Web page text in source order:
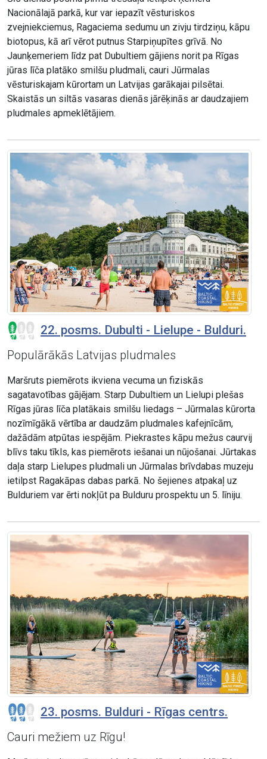
Nacionālajā parkā, kur var iepazīt vēsturiskos
zvejniekciemus, Ragaciema sedumu un zivju tirdziņu, kāpu
biotopus, kā arī vērot putnus Starpiņupītes grīvā. No
Jaunķemeriem līdz pat Dubultiem gājiens norit pa Rīgas
jūras līča platāko smilšu pludmali, cauri Jūrmalas
vēsturiskajam kūrortam un Latvijas garākajai pilsētai.
Skaistās un siltās vasaras dienās jārēķinās ar daudzajiem
pludmales apmeklētājiem.
22. posms. Dubulti - Lielupe - Bulduri.
Populārākās Latvijas pludmales
Maršruts piemērots ikviena vecuma un fiziskās
sagatavotības gājējam. Starp Dubultiem un Lielupi plešas
Rīgas jūras līča platākais smilšu liedags – Jūrmalas kūrorta
nozīmīgākā vērtība ar daudzām pludmales kafejnīcām,
dažādām atpūtas iespējām. Piekrastes kāpu mežus caurvij
blīvs taku tīkls, kas piemērots iešanai un nūjošanai. Jūrtakas
daļa starp Lielupes pludmali un Jūrmalas brīvdabas muzeju
ietilpst Ragakāpas dabas parkā. No šejienes atpakaļ uz
Bulduriem var ērti nokļūt pa Bulduru prospektu un 5. līniju.
23. posms. Bulduri - Rīgas centrs.
Cauri mežiem uz Rīgu!